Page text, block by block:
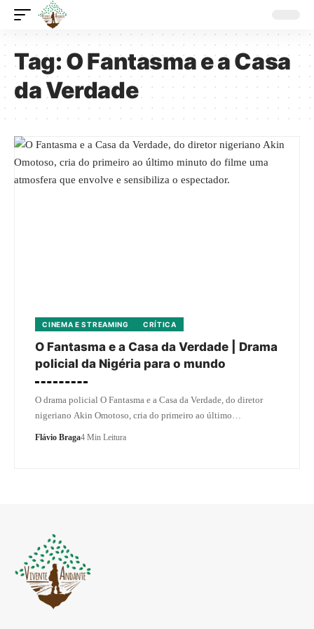
Tag:O Fantasma e a Casa
da Verdade
CINEMA E STREAMING CRÍTICA
O Fantasma e a Casa da Verdade | Drama
policial da Nigéria para o mundo
O drama policial O Fantasma e a Casa da Verdade, do diretor
nigeriano Akin Omotoso, cria do primeiro ao último…
Flávio Braga4 Min Leitura